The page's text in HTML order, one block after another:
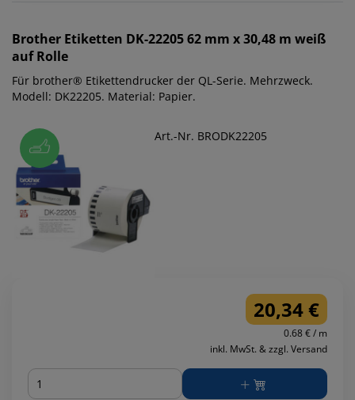
Brother Etiketten DK-22205 62 mm x 30,48 m weiß
auf Rolle
Für brother® Etikettendrucker der QL-Serie. Mehrzweck.
Modell: DK22205. Material: Papier.
Art.-Nr. BRODK22205
20,34 €
0.68 € / m
inkl. MwSt. & zzgl. Versand
Menge